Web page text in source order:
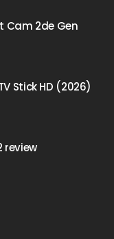
Cam 2de Gen
Stick HD (2026)
review